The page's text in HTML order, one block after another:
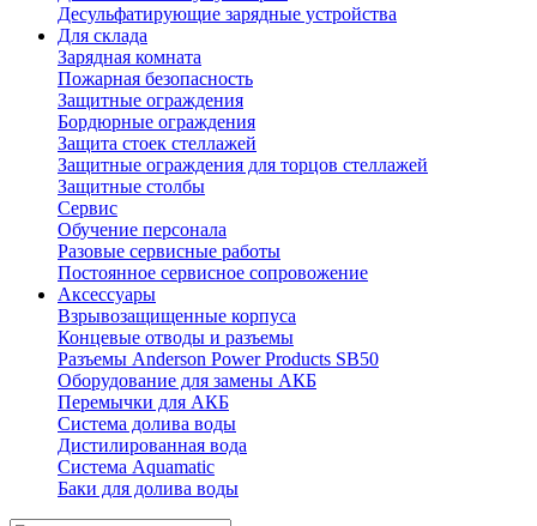
Десульфатирующие зарядные устройства
Для склада
Зарядная комната
Пожарная безопасность
Защитные ограждения
Бордюрные ограждения
Защита стоек стеллажей
Защитные ограждения для торцов стеллажей
Защитные столбы
Сервис
Обучение персонала
Разовые сервисные работы
Постоянное сервисное сопровожение
Аксессуары
Взрывозащищенные корпуса
Концевые отводы и разъемы
Разъемы Anderson Power Products SB50
Оборудование для замены АКБ
Перемычки для АКБ
Система долива воды
Дистилированная вода
Система Aquamatic
Баки для долива воды